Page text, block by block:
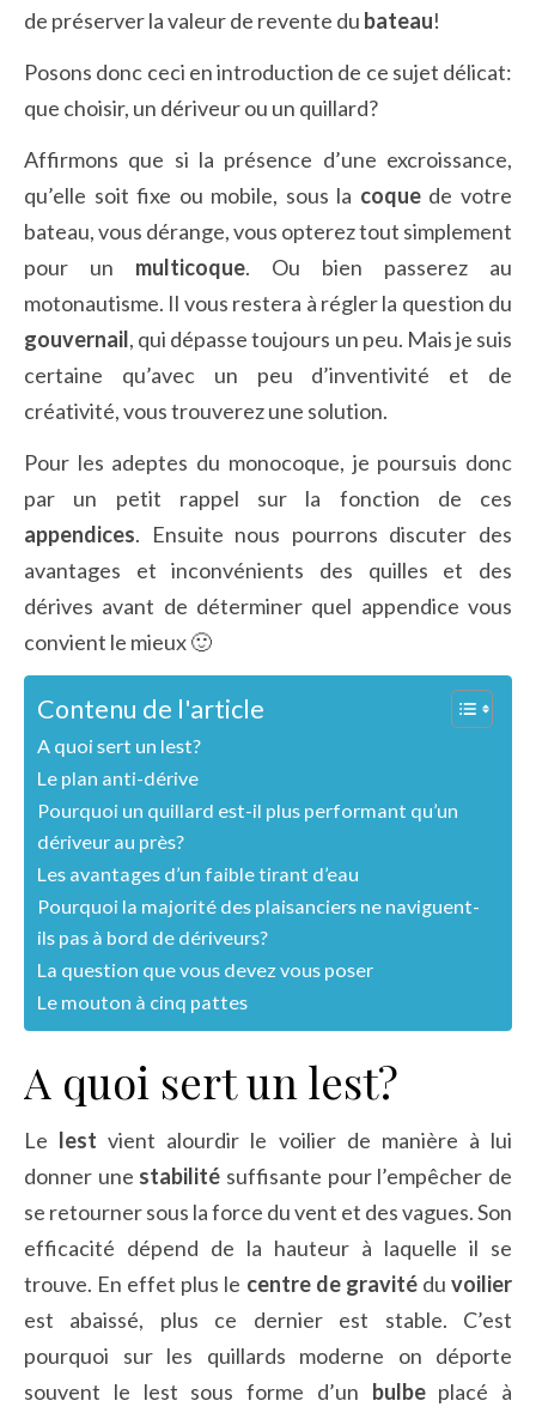
de préserver la valeur de revente du bateau!
Posons donc ceci en introduction de ce sujet délicat:
que choisir, un dériveur ou un quillard?
Affirmons que si la présence d’une excroissance,
qu’elle soit fixe ou mobile, sous la coquede votre
bateau, vous dérange, vous opterez tout simplement
pour un multicoque. Ou bien passerez au
motonautisme. Il vous restera à régler la question du
gouvernail, qui dépasse toujours un peu. Mais je suis
certaine qu’avec un peu d’inventivité et de
créativité, vous trouverez une solution.
Pour les adeptes du monocoque, je poursuis donc
par un petit rappel sur la fonction de ces
appendices. Ensuite nous pourrons discuter des
avantages et inconvénients des quilles et des
dérives avant de déterminer quel appendice vous
convient le mieux 🙂
Contenu de l'article
A quoi sert un lest?
Le plan anti-dérive
Pourquoi un quillard est-il plus performant qu’un
dériveur au près?
Les avantages d’un faible tirant d’eau
Pourquoi la majorité des plaisanciers ne naviguent-
ils pas à bord de dériveurs?
La question que vous devez vous poser
Le mouton à cinq pattes
A quoi sert un lest?
Le lest vient alourdir le voilier de manière à lui
donner une stabilité suffisante pour l’empêcher de
se retourner sous la force du vent et des vagues. Son
efficacité dépend de la hauteur à laquelle il se
trouve. En effet plus le centre de gravitéduvoilier
est abaissé, plus ce dernier est stable. C’est
pourquoi sur les quillards moderne on déporte
souvent le lest sous forme d’un bulbeplacé à